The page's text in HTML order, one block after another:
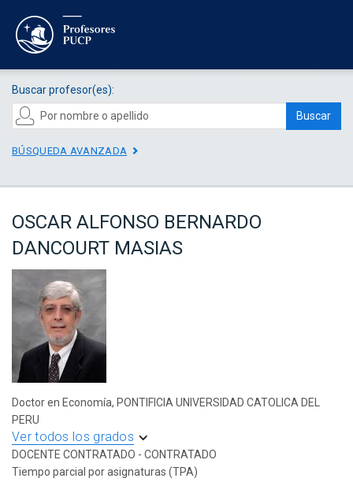
Buscar profesor(es):
Buscar
BÚSQUEDA AVANZADA
OSCAR ALFONSO BERNARDO
DANCOURT MASIAS
Doctor en Economía, PONTIFICIA UNIVERSIDAD CATOLICA DEL
PERU
Ver todos los grados
DOCENTE CONTRATADO - CONTRATADO
Tiempo parcial por asignaturas (TPA)